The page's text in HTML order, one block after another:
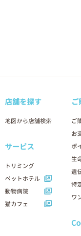
店舗を探す
地図から店舗検索
サービス
トリミング
ペットホテル
動物病院
猫カフェ
ご
お
ポ
生
遺
特
ワ